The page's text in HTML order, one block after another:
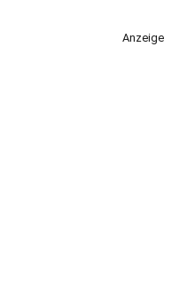
Anzeige